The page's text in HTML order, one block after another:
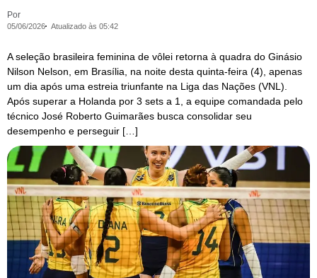
Por
05/06/2026 Atualizado às 05:42
A seleção brasileira feminina de vôlei retorna à quadra do Ginásio
Nilson Nelson, em Brasília, na noite desta quinta-feira (4), apenas
um dia após uma estreia triunfante na Liga das Nações (VNL).
Após superar a Holanda por 3 sets a 1, a equipe comandada pelo
técnico José Roberto Guimarães busca consolidar seu
desempenho e perseguir […]